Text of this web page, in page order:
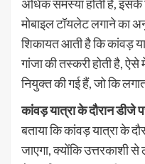
अधिक समस्या होती है,
मोबाइल टॉयलेट लगाने का
शिकायत आती है कि कांवड़
गांजा की तस्करी होती है,
नियुक्त की गई हैं, जो कि
कांवड़ यात्रा के दौरान डीजे
बताया कि कांवड़ यात्रा के
जाएगा, क्योंकि उत्तरकाशी